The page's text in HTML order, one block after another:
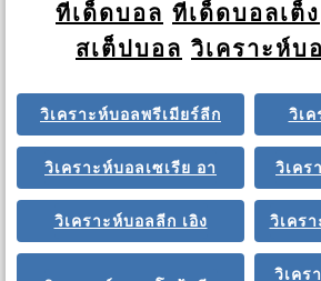
ทีเด็ดบอล ทีเด็ดบอลเต็ง
สเต็ปบอล วิเคราะห์บ
วิเคราะห์บอลพรีเมียร์ลีก วิเ
วิเคราะห์บอลเซเรีย อา วิเคร
วิเคราะห์บอลลีก เอิง วิเคร
วิเคร